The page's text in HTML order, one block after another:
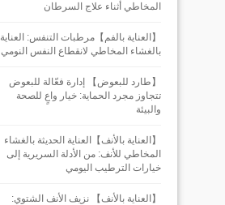
المخاطي أثناء علاج السرطان
【العناية بالفم】مرطبات التنفس: العناية
بالغشاء المخاطي لانقطاع النفس النومي
【طارد للبعوض】 إدارة فعّالة للبعوض
تتجاوز مجرد الحماية: خيار واعٍ للصحة
والبيئة
【العناية بالأنف】العناية الحديثة بالغشاء
المخاطي للأنف: من الأدلة السريرية إلى
خيارات الترطيب اليومي
【العناية بالأنف】 نزيف الأنف الشتوي: